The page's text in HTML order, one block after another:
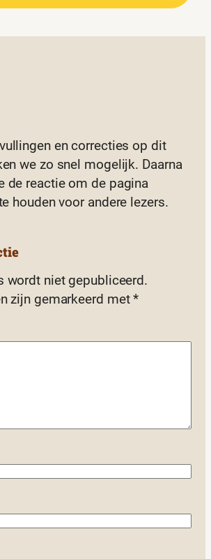
en correcties op dit
we zo snel mogelijk. Daarna
de reactie om de pagina
houden voor andere lezers.
wordt niet gepubliceerd.
zijn gemarkeerd met*